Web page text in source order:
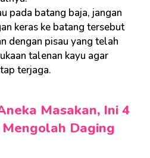
pada batang baja, jangan
keras ke batang tersebut
dengan pisau yang telah
talenan kayu agar
terjaga.
Masakan, Ini 4
Daging